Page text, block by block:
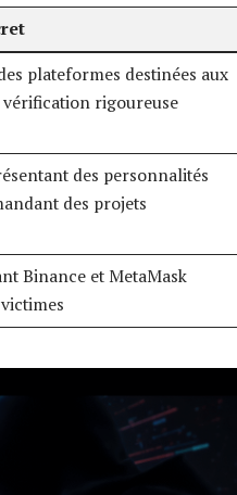
plateformes destinées aux
vérification rigoureuse
des personnalités
des projets
Binance et MetaMask